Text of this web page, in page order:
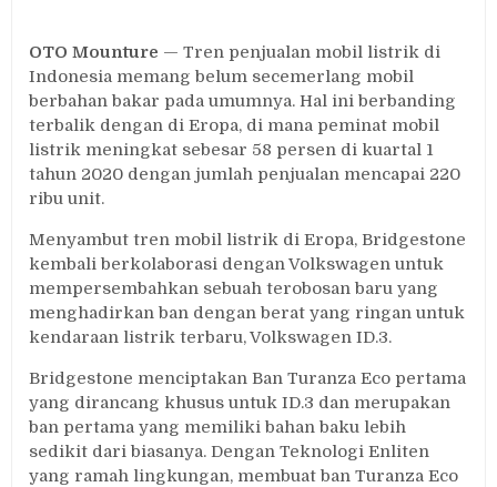
dengan
Volkswagen
Hadirkan
Ban
untuk
ID.3
OTO Mounture — Tren penjualan mobil listrik di
Indonesia memang belum secemerlang mobil
berbahan bakar pada umumnya. Hal ini berbanding
terbalik dengan di Eropa, di mana peminat mobil
listrik meningkat sebesar 58 persen di kuartal 1
tahun 2020 dengan jumlah penjualan mencapai 220
ribu unit.
Menyambut tren mobil listrik di Eropa, Bridgestone
kembali berkolaborasi dengan Volkswagen untuk
mempersembahkan sebuah terobosan baru yang
menghadirkan ban dengan berat yang ringan untuk
kendaraan listrik terbaru, Volkswagen ID.3.
Bridgestone menciptakan Ban Turanza Eco pertama
yang dirancang khusus untuk ID.3 dan merupakan
ban pertama yang memiliki bahan baku lebih
sedikit dari biasanya. Dengan Teknologi Enliten
yang ramah lingkungan, membuat ban Turanza Eco